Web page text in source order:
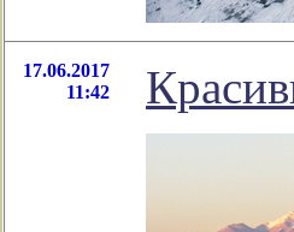
17.06.2017
11:42